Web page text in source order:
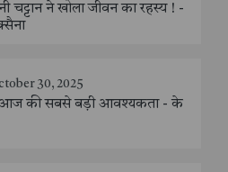
चट्टान ने खोला जीवन का रहस्य ! -
30, 2025
आज की सबसे बड़ी आवश्यकता - के